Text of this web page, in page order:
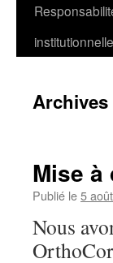
Mise
Publié le5
Nous